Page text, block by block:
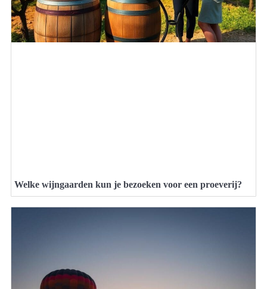
Welke wijngaarden kun je bezoeken voor een proeverij?